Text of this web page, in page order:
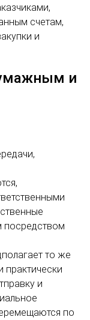
счетам,
и
и
посредством
то же
и
по